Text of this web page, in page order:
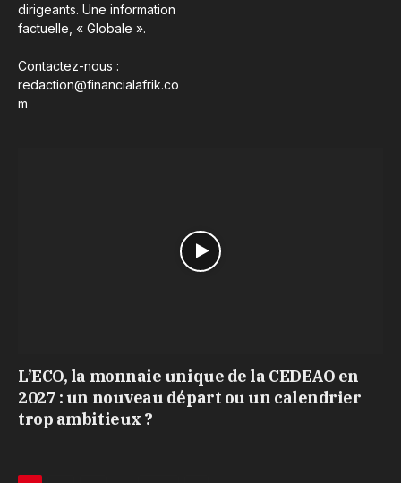
dirigeants. Une information
factuelle, « Globale ».
Contactez-nous :
redaction@financialafrik.co
m
L’ECO, la monnaie unique de la CEDEAO en
2027 : un nouveau départ ou un calendrier
trop ambitieux ?